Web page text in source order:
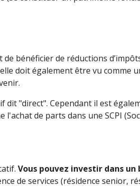
bénéficier de réductions
doit également être vu
"direct". Cependant il est
de parts dans une SCPI
Vous pouvez investir dans un
de services (résidence senior,